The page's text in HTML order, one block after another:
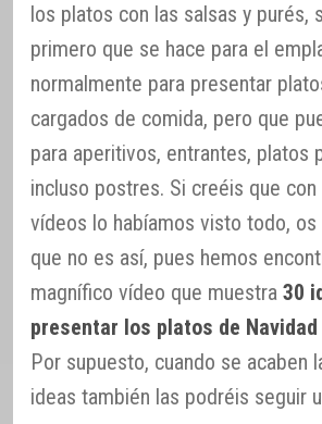
los platos con las salsas y purés,
primero que se hace para el
normalmente para presentar
cargados de comida, pero que
para aperitivos, entrantes, platos
incluso postres. Si creéis que
vídeos lo habíamos visto todo, os
que no es así, pues hemos
magnífico vídeo que muestra 30
presentar los platos de
Por supuesto, cuando se acaben
ideas también las podréis seguir